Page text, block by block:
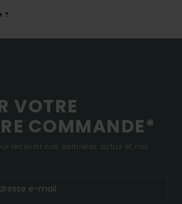
?
VOTRE
COMMANDE*
recevoir nos dernières actus et nos